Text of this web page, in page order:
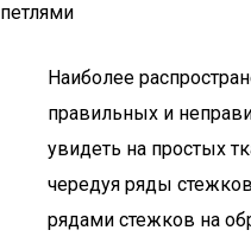
петлями
Наиболее
правильных и
увидеть на простых
чередуя ряды
рядами стежков на